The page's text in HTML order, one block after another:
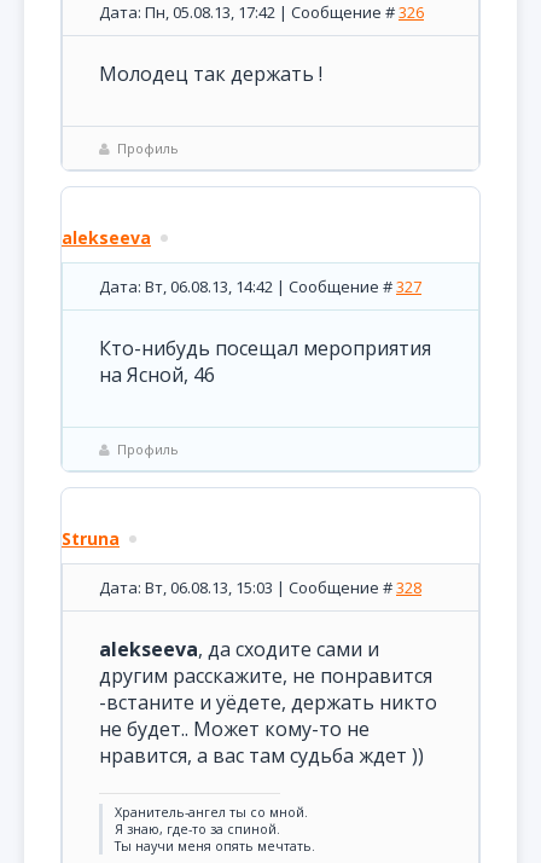
Дата: Пн, 05.08.13, 17:42 | Сообщение #326
Молодец так держать !
Профиль
alekseeva
Дата: Вт, 06.08.13, 14:42 | Сообщение #327
Кто-нибудь посещал мероприятия
на Ясной, 46
Профиль
Struna
Дата: Вт, 06.08.13, 15:03 | Сообщение #328
alekseeva, да сходите сами и
другим расскажите, не понравится
-встаните и уёдете, держать никто
не будет.. Может кому-то не
нравится, а вас там судьба ждет ))
Хранитель-ангел ты со мной.
Я знаю, где-то за спиной.
Ты научи меня опять мечтать.